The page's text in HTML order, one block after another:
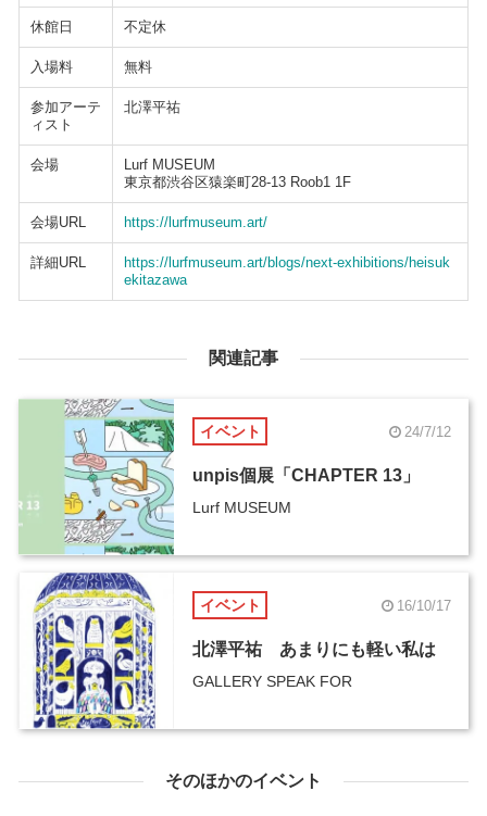
休館日 不定休
入場料 無料
参加アーテ
ィスト
北澤平祐
会場
Lurf MUSEUM
東京都渋谷区猿楽町28-13 Roob1 1F
会場URL https://lurfmuseum.art/
詳細URL
https://lurfmuseum.art/blogs/next-exhibitions/heisuk
ekitazawa
関連記事
イベント 24/7/12
unpis個展「CHAPTER 13」
Lurf MUSEUM
イベント 16/10/17
北澤平祐 あまりにも軽い私は
GALLERY SPEAK FOR
そのほかのイベント